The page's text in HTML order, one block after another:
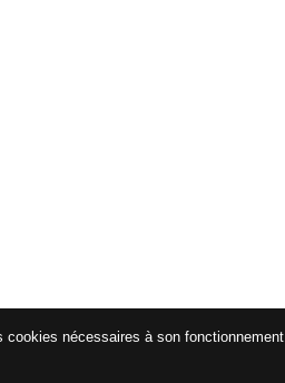
cookies nécessaires à son fonctionnement.